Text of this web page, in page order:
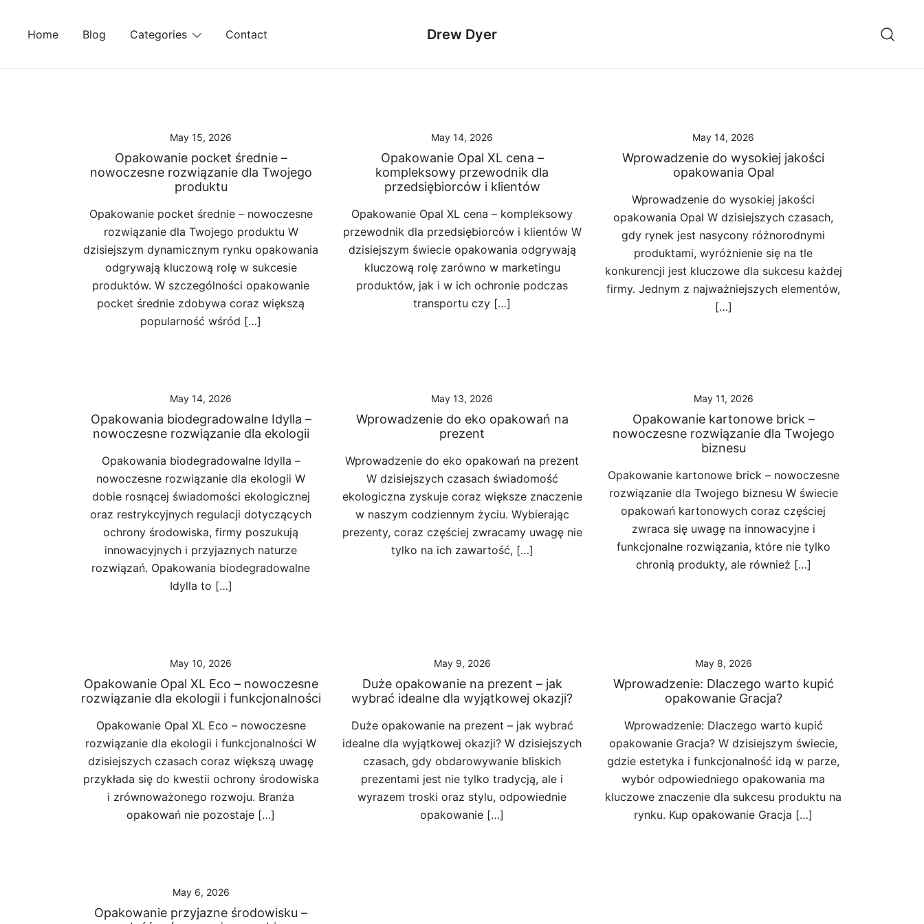
Home Blog Categories Contact Drew Dyer
May 15, 2026
Opakowanie pocket średnie –
nowoczesne rozwiązanie dla Twojego
produktu
Opakowanie pocket średnie – nowoczesne
rozwiązanie dla Twojego produktu W
dzisiejszym dynamicznym rynku opakowania
odgrywają kluczową rolę w sukcesie
produktów. W szczególności opakowanie
pocket średnie zdobywa coraz większą
popularność wśród […]
May 14, 2026
Opakowanie Opal XL cena –
kompleksowy przewodnik dla
przedsiębiorców i klientów
Opakowanie Opal XL cena – kompleksowy
przewodnik dla przedsiębiorców i klientów W
dzisiejszym świecie opakowania odgrywają
kluczową rolę zarówno w marketingu
produktów, jak i w ich ochronie podczas
transportu czy […]
May 14, 2026
Wprowadzenie do wysokiej jakości
opakowania Opal
Wprowadzenie do wysokiej jakości
opakowania Opal W dzisiejszych czasach,
gdy rynek jest nasycony różnorodnymi
produktami, wyróżnienie się na tle
konkurencji jest kluczowe dla sukcesu każdej
firmy. Jednym z najważniejszych elementów,
[…]
May 14, 2026
Opakowania biodegradowalne Idylla –
nowoczesne rozwiązanie dla ekologii
Opakowania biodegradowalne Idylla –
nowoczesne rozwiązanie dla ekologii W
dobie rosnącej świadomości ekologicznej
oraz restrykcyjnych regulacji dotyczących
ochrony środowiska, firmy poszukują
innowacyjnych i przyjaznych naturze
rozwiązań. Opakowania biodegradowalne
Idylla to […]
May 13, 2026
Wprowadzenie do eko opakowań na
prezent
Wprowadzenie do eko opakowań na prezent
W dzisiejszych czasach świadomość
ekologiczna zyskuje coraz większe znaczenie
w naszym codziennym życiu. Wybierając
prezenty, coraz częściej zwracamy uwagę nie
tylko na ich zawartość, […]
May 11, 2026
Opakowanie kartonowe brick –
nowoczesne rozwiązanie dla Twojego
biznesu
Opakowanie kartonowe brick – nowoczesne
rozwiązanie dla Twojego biznesu W świecie
opakowań kartonowych coraz częściej
zwraca się uwagę na innowacyjne i
funkcjonalne rozwiązania, które nie tylko
chronią produkty, ale również […]
May 10, 2026
Opakowanie Opal XL Eco – nowoczesne
rozwiązanie dla ekologii i funkcjonalności
Opakowanie Opal XL Eco – nowoczesne
rozwiązanie dla ekologii i funkcjonalności W
dzisiejszych czasach coraz większą uwagę
przykłada się do kwestii ochrony środowiska
i zrównoważonego rozwoju. Branża
opakowań nie pozostaje […]
May 9, 2026
Duże opakowanie na prezent – jak
wybrać idealne dla wyjątkowej okazji?
Duże opakowanie na prezent – jak wybrać
idealne dla wyjątkowej okazji? W dzisiejszych
czasach, gdy obdarowywanie bliskich
prezentami jest nie tylko tradycją, ale i
wyrazem troski oraz stylu, odpowiednie
opakowanie […]
May 8, 2026
Wprowadzenie: Dlaczego warto kupić
opakowanie Gracja?
Wprowadzenie: Dlaczego warto kupić
opakowanie Gracja? W dzisiejszym świecie,
gdzie estetyka i funkcjonalność idą w parze,
wybór odpowiedniego opakowania ma
kluczowe znaczenie dla sukcesu produktu na
rynku. Kup opakowanie Gracja […]
May 6, 2026
Opakowanie przyjazne środowisku –